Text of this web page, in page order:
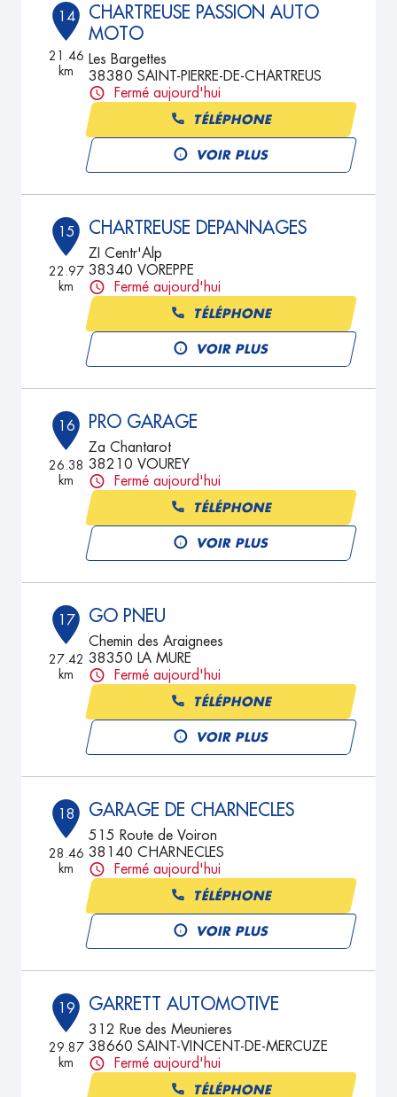
14
21.46
km
CHARTREUSE PASSION AUTO
MOTO
Les Bargettes
38380 SAINT-PIERRE-DE-CHARTREUS
Fermé aujourd'hui
TÉLÉPHONE
VOIR PLUS
15
22.97
km
CHARTREUSE DEPANNAGES
ZI Centr'Alp
38340 VOREPPE
Fermé aujourd'hui
TÉLÉPHONE
VOIR PLUS
16
26.38
km
PRO GARAGE
Za Chantarot
38210 VOUREY
Fermé aujourd'hui
TÉLÉPHONE
VOIR PLUS
17
27.42
km
GO PNEU
Chemin des Araignees
38350 LA MURE
Fermé aujourd'hui
TÉLÉPHONE
VOIR PLUS
18
28.46
km
GARAGE DE CHARNECLES
515 Route de Voiron
38140 CHARNECLES
Fermé aujourd'hui
TÉLÉPHONE
VOIR PLUS
19
29.87
km
GARRETT AUTOMOTIVE
312 Rue des Meunieres
38660 SAINT-VINCENT-DE-MERCUZE
Fermé aujourd'hui
TÉLÉPHONE